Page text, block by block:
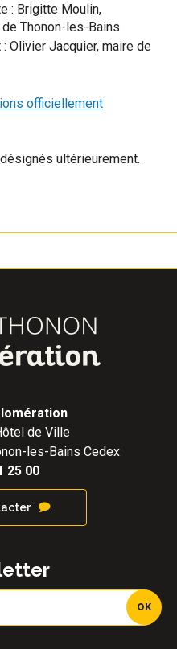
: Brigitte Moulin,
Thonon-les-Bains
Olivier Jacquier, maire de
officiellement
ultérieurement.
de Ville
les-Bains Cedex
25 00